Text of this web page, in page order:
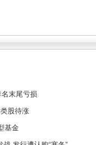
末尾亏损
股待涨
基金